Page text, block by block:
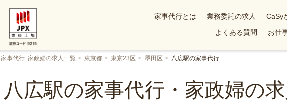
家事代行とは 業務委託の求人 CaSy
よくある質問
お仕
家事代行･家政婦の求人一覧 東京都 東京23区 墨田区 八広駅の家事代行
八広駅の家事代行・家政婦の